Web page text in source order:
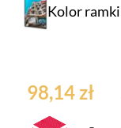
Kolor
98,14 zł